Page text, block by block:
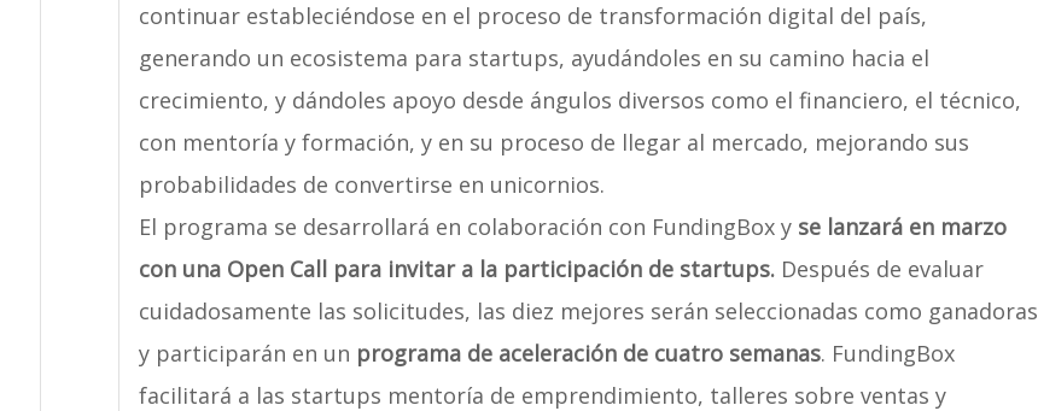
continuar estableciéndose en el proceso de transformación digital del país,
generando un ecosistema para startups, ayudándoles en su camino hacia el
crecimiento, y dándoles apoyo desde ángulos diversos como el financiero, el técnico,
con mentoría y formación, y en su proceso de llegar al mercado, mejorando sus
probabilidades de convertirse en unicornios.
El programa se desarrollará en colaboración con FundingBox y se lanzará en marzo
con una Open Call para invitar a la participación de startups.Después de evaluar
cuidadosamente las solicitudes, las diez mejores serán seleccionadas como ganadoras
y participarán en un programa de aceleración de cuatro semanas. FundingBox
facilitará a las startups mentoría de emprendimiento, talleres sobre ventas y